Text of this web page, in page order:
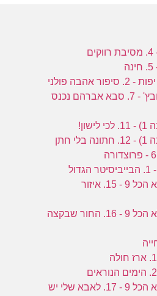
07:24 - דובדבני וקובץ' - 7. סבא אברהם נכנס
09:25 - החיים זה לא הכל 9 - 15. איזור
09:53 - החיים זה לא הכל 9 - 16. החור שבקצה
11:33 - החיים זה לא הכל 9 - 17. לאבא שלי יש